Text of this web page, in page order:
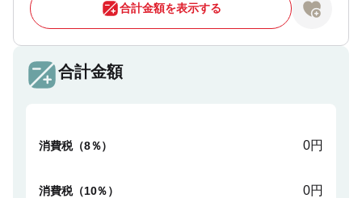
合計金額を表示する
合計金額
消費税（8％） 0円
消費税（10％） 0円